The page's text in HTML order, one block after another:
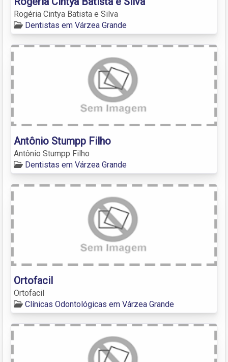
Rogéria Cintya Batista e Silva
Dentistas em Várzea Grande
Antônio Stumpp Filho
Antônio Stumpp Filho
Dentistas em Várzea Grande
Ortofacil
Ortofacil
Clínicas Odontológicas em Várzea Grande